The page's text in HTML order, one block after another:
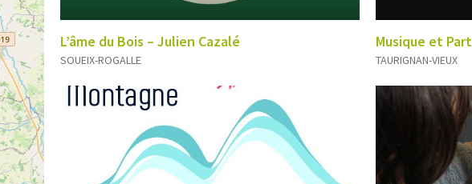
L’âme du Bois – Julien Cazalé
SOUEIX-ROGALLE
Musique et
TAURIGNAN-VIEUX